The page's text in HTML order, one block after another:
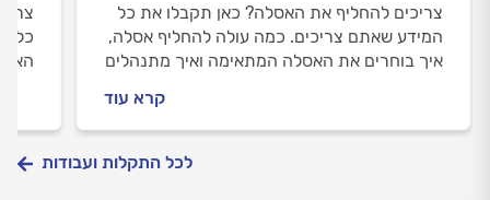
צריכים להחליף את האסלה? כאן תקבלו את כל
המידע שאתם צריכים. כמה עולה להחליף אסלה,
איך בוחרים את האסלה המתאימה ואיך מתנהלים
קרא עוד
כל
לכל התקלות ועבודות